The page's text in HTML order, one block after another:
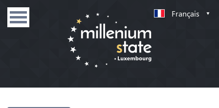
Français